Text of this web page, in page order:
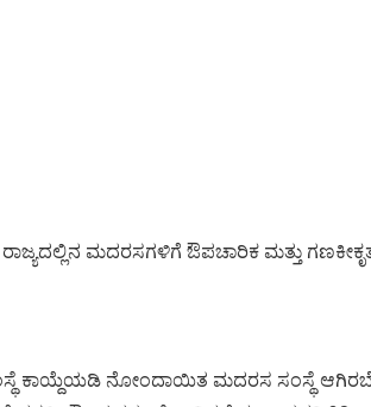
ಮದರಸಗಳಿಗೆ ಔಪಚಾರಿಕ ಮತ್ತು ಗಣಕೀಕೃತ
ಕಾಯ್ದೆಯಡಿ ನೋಂದಾಯಿತ ಮದರಸ ಸಂಸ್ಥೆ